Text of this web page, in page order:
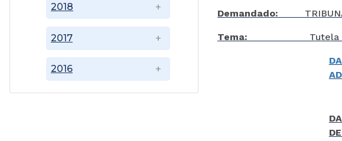
2016
2017
2018
Demandado:
Tema: Tutela